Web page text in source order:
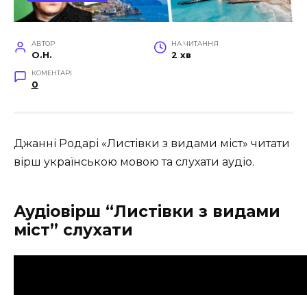
АВТОР
O.H.
НА ЧИТАННЯ
2 хв
КОМЕНТАРІ
0
Джанні Родарі «Листівки з видами міст» читати
вірш українською мовою та слухати аудіо.
Аудіовірш “Листівки з видами
міст” слухати